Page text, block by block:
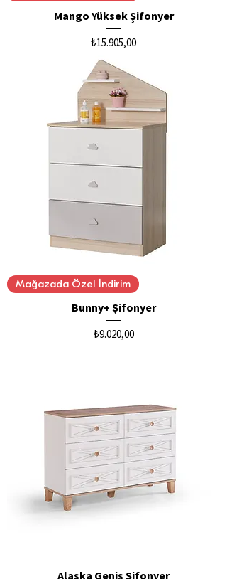
Mango Yüksek Şifonyer
Fiyat
₺15.905,00
Mağazada Özel İndirim
Bunny+ Şifonyer
Fiyat
₺9.020,00
Alaska Geniş Şifonyer